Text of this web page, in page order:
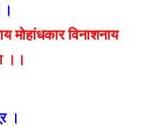
मोहांधकार विनाशनाय
।।
।